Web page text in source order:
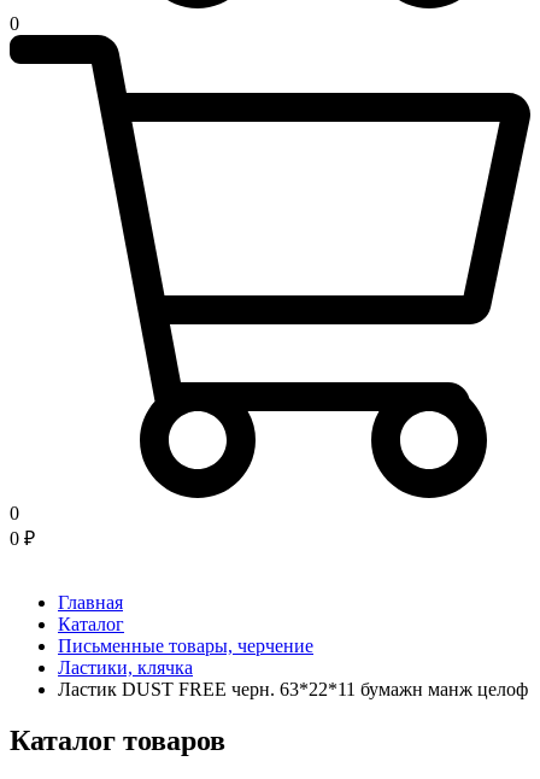
0
0
0 ₽
Главная
Каталог
Письменные товары, черчение
Ластики, клячка
Ластик DUST FREE черн. 63*22*11 бумажн манж целоф
Каталог товаров